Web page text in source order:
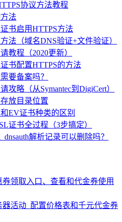
协议方法教程
法
书启用HTTPS方法
法（域名DNS验证+文件验证）
教程（2020更新）
书配置HTTPS的方法
要备案吗？
攻略（从Symantec到DigiCert）
放目录位置
EV证书种类的区别
证书全过程（3步搞定）
解析记录可以删除吗？
领取入口、查看和代金券使用
器活动_配置价格表和千元代金券